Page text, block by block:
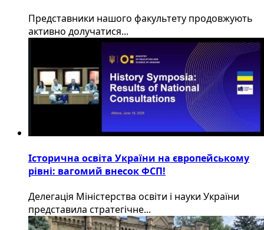
​Представники нашого факультету продовжують
активно долучатися...
Історична освіта України на європейському
рівні: вагомий внесок ФСП!
Делегація Міністерства освіти і науки України
представила стратегічне...